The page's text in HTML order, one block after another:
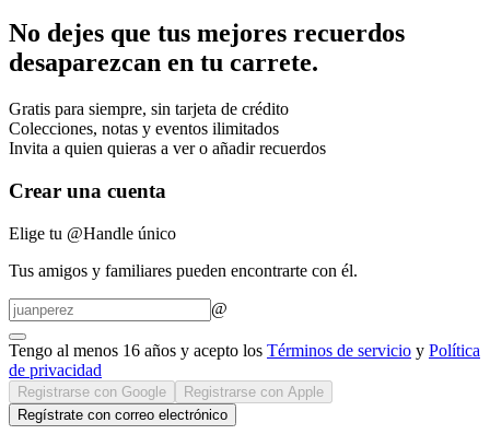
No dejes que tus mejores recuerdos
desaparezcan en tu carrete.
Gratis para siempre, sin tarjeta de crédito
Colecciones, notas y eventos ilimitados
Invita a quien quieras a ver o añadir recuerdos
Crear una cuenta
Elige tu @Handle único
Tus amigos y familiares pueden encontrarte con él.
@
Tengo al menos 16 años y acepto los Términos de servicio y Política
de privacidad
Registrarse con Google
Registrarse con Apple
Regístrate con correo electrónico